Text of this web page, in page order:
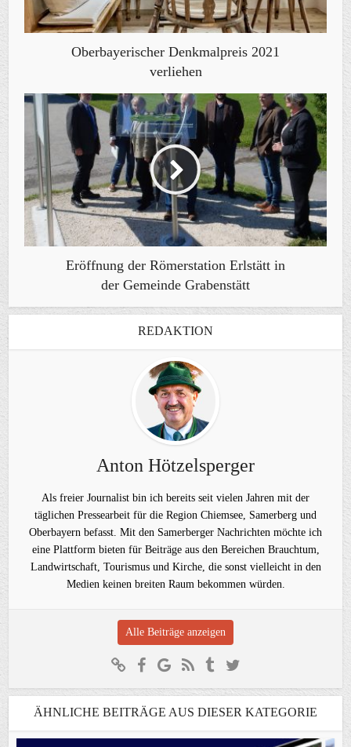
Oberbayerischer Denkmalpreis 2021
verliehen
Eröffnung der Römerstation Erlstätt in
der Gemeinde Grabenstätt
REDAKTION
Anton Hötzelsperger
Als freier Journalist bin ich bereits seit vielen Jahren mit der
täglichen Pressearbeit für die Region Chiemsee, Samerberg und
Oberbayern befasst. Mit den Samerberger Nachrichten möchte ich
eine Plattform bieten für Beiträge aus den Bereichen Brauchtum,
Landwirtschaft, Tourismus und Kirche, die sonst vielleicht in den
Medien keinen breiten Raum bekommen würden.
Alle Beiträge anzeigen
ÄHNLICHE BEITRÄGE AUS DIESER KATEGORIE